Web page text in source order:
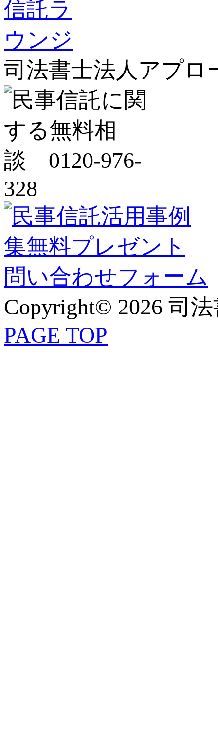
司法書士法人アプロ
Copyright© 2026 司
PAGE TOP